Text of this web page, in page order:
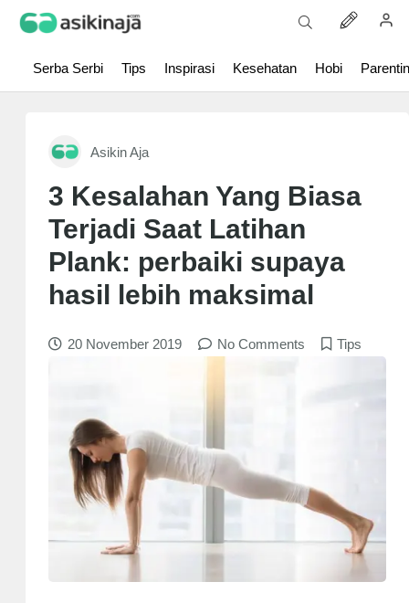
Serba Serbi Tips Inspirasi Kesehatan Hobi
Asikin Aja
3 Kesalahan Yang Biasa
Terjadi Saat Latihan
Plank: perbaiki supaya
hasil lebih maksimal
20 November 2019 No Comments Tips